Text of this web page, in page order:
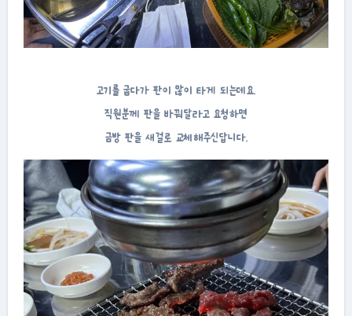
고기를 굽다가 판이 많이 타게 되는데요.
직원분께 판을 바꿔달라고 요청하면
금방 판을 새걸로 교체해주신답니다.